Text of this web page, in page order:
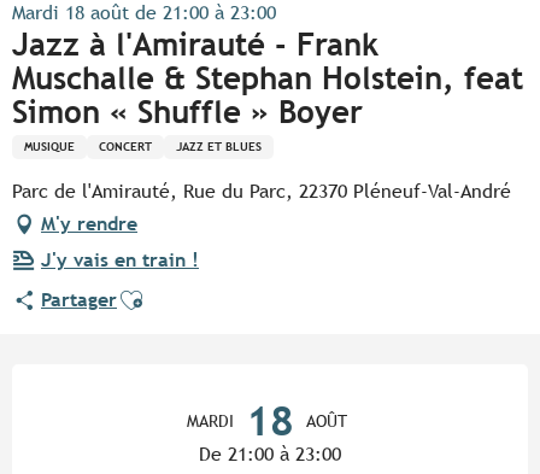
Mardi 18 août de 21:00 à 23:00
Jazz à l'Amirauté - Frank
Muschalle & Stephan Holstein, feat
Simon « Shuffle » Boyer
MUSIQUE CONCERT JAZZ ET BLUES
Parc de l'Amirauté, Rue du Parc, 22370 Pléneuf-Val-André
M'y rendre
J'y vais en train !
PartagerAjouter aux favoris
MARDI 18 AOÛT
De 21:00 à 23:00